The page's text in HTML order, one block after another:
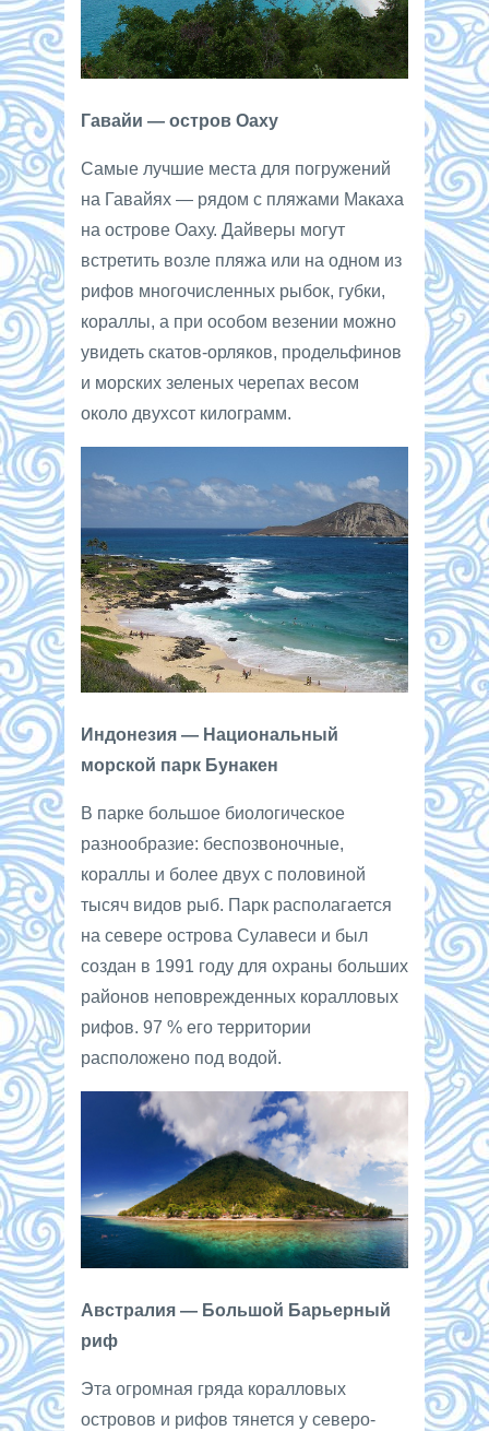
Гавайи — остров Оаху
Самые лучшие места для погружений
на Гавайях — рядом с пляжами Макаха
на острове Оаху. Дайверы могут
встретить возле пляжа или на одном из
рифов многочисленных рыбок, губки,
кораллы, а при особом везении можно
увидеть скатов-орляков, продельфинов
и морских зеленых черепах весом
около двухсот килограмм.
Индонезия — Национальный
морской парк Бунакен
В парке большое биологическое
разнообразие: беспозвоночные,
кораллы и более двух с половиной
тысяч видов рыб. Парк располагается
на севере острова Сулавеси и был
создан в 1991 году для охраны больших
районов неповрежденных коралловых
рифов. 97 % его территории
расположено под водой.
Австралия — Большой Барьерный
риф
Эта огромная гряда коралловых
островов и рифов тянется у северо-